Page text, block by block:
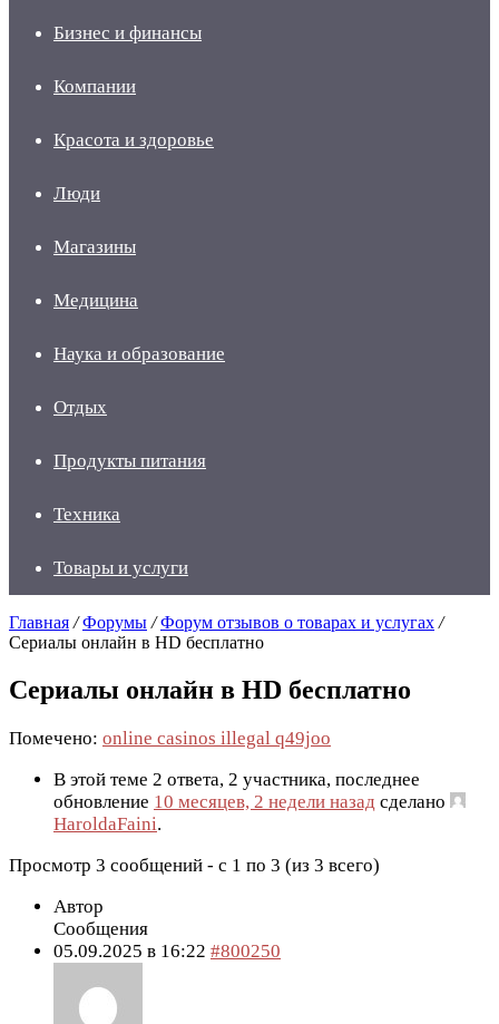
Бизнес и финансы
Компании
Красота и здоровье
Люди
Магазины
Медицина
Наука и образование
Отдых
Продукты питания
Техника
Товары и услуги
Главная / Форумы / Форум отзывов о товарах и услугах /
Сериалы онлайн в HD бесплатно
Сериалы онлайн в HD бесплатно
Помечено: online casinos illegal q49joo
В этой теме 2 ответа, 2 участника, последнее
обновление 10 месяцев, 2 недели назад сделано
HaroldaFaini.
Просмотр 3 сообщений - с 1 по 3 (из 3 всего)
Автор
Сообщения
05.09.2025 в 16:22 #800250